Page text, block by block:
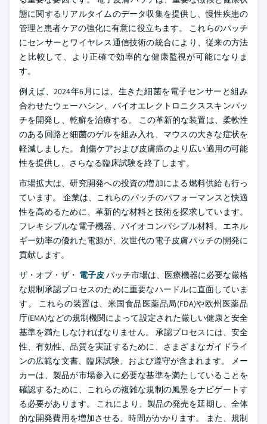
態に関するリアルタイムのデータ収集を提供し、慢性疾患の
管理と患者ケアの強化に有意に役立ちます。 これらのパッチ
にセンサーとワイヤレス通信技術の統合により、従来の方法
と比較して、より正確で効率的な健康監視が可能になりま
す。
例えば、2024年6月には、生きた細菌を電子センサーと組み
合わせたウェーハシン、バイオエレクトロニクススキンパッ
チを開発し、乾癬を治療する。 この革新的な装置は、柔軟性
のある回路と細菌のゲルを組み入れ、マウスの大きな症状を
軽減しました。 創傷ケアおよび皮膚癌のより広い適用の可能
性を提供し、さらなる臨床試験を終了します。
市場拡大は、研究開発への投資の増加による燃料供給も行っ
ています。 企業は、これらのパッチのパフォーマンスと快適
性を高めるために、革新的な材料と技術を探求しています。
フレキシブルな電子機器、バイオコンパシブル材料、エネル
ギー効率の優れた電源が、次世代の電子皮膚パッチの開発に
貢献します。
ザ・オブ・ザ・ 電子皮パッチ市場は、医療機器に必要な厳格
な規制承認プロセスのために重要なハードルに直面していま
す。 これらの装置は、米国食品医薬品局(FDA)や欧州医薬品
庁(EMA)などの規制機関によって設定された厳しい健康と安全
基準を満たしなければなりません。 承認プロセスには、安全
性、有効性、品質を実証するために、さまざまなガイドライ
ンの広範な文書、臨床試験、および遵守が含まれます。 メー
カーは、製品が市場参入に必要な基準を満たしていることを
確認するために、これらの複雑な規制の風景をナビゲートす
る必要があります。 これにより、製品の発売を延期し、全体
的な開発費用を増加させる、時間がかかります。 また、規制